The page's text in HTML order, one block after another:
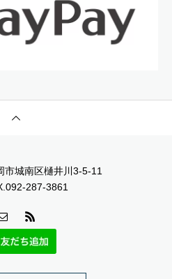
市城南区樋井川3-5-11
287-3861